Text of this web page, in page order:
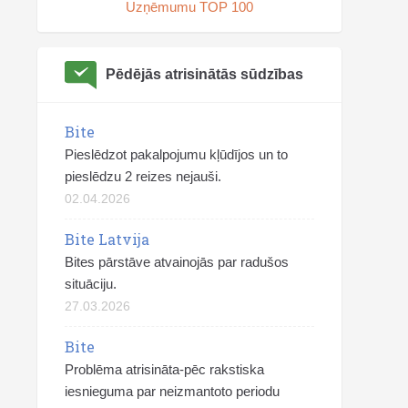
Uzņēmumu TOP 100
Pēdējās atrisinātās sūdzības
Bite
Pieslēdzot pakalpojumu kļūdījos un to
pieslēdzu 2 reizes nejauši.
02.04.2026
Bite Latvija
Bites pārstāve atvainojās par radušos
situāciju.
27.03.2026
Bite
Problēma atrisināta-pēc rakstiska
iesnieguma par neizmantoto periodu